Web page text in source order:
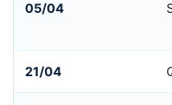
05/04
21/04